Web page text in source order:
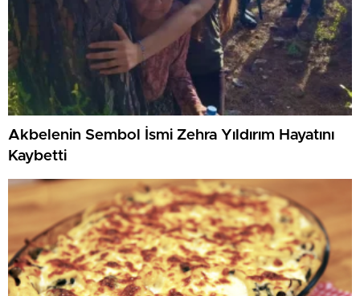
Akbelenin Sembol İsmi Zehra Yıldırım Hayatını
Kaybetti